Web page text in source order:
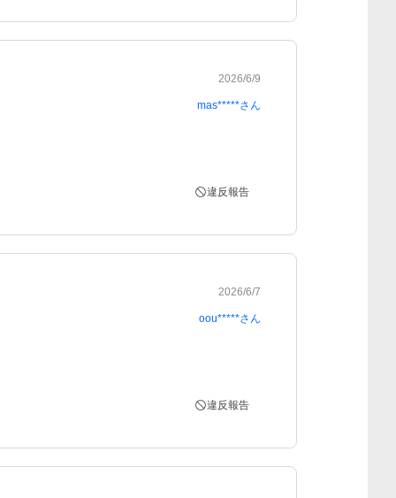
2026/6/9
mas*****さん
違反報告
2026/6/7
oou*****さん
違反報告